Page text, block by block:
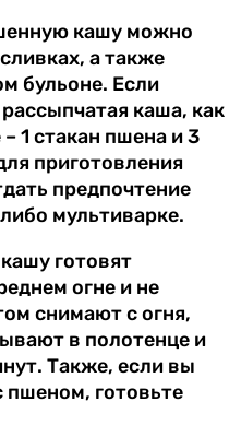
кашу можно
а также
бульоне. Если
каша, как
1 стакан пшена и 3
приготовления
предпочтение
мультиварке.
готовят
огне и не
снимают с огня,
в полотенце и
Также, если вы
пшеном, готовьте